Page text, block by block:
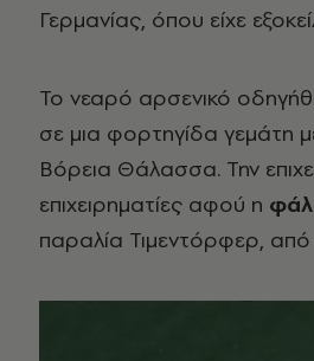
Γερμανίας, όπου είχε
Το νεαρό αρσενικό
σε μια φορτηγίδα γεμάτη
Βόρεια Θάλασσα. Την
επιχειρηματίες αφού η
παραλία Τιμεντόρφερ,